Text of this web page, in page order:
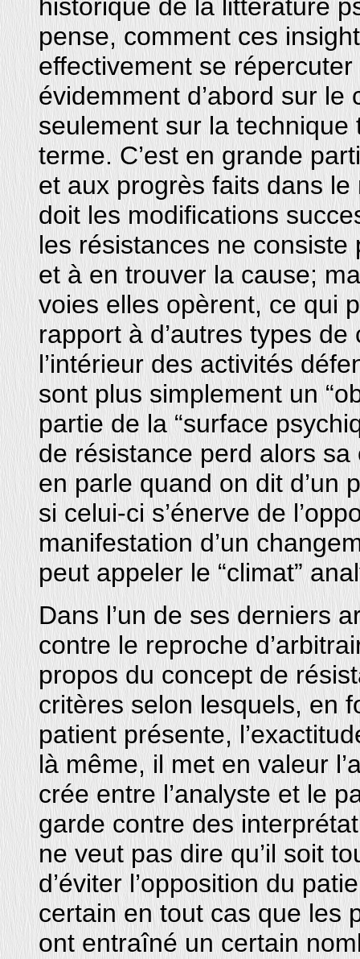
historique de la littérature
pense, comment ces
effectivement se
évidemment d’abord sur le
seulement sur la
terme. C’est en grande
et aux progrès faits dans le
doit les modifications
les résistances ne
et à en trouver la cause;
voies elles opèrent, ce qui
rapport à d’autres types
l’intérieur des activités
sont plus simplement un
partie de la “surface
de résistance perd alors sa
en parle quand on dit d’un
si celui-ci s’énerve de
manifestation d’un
peut appeler le “climat”
Dans l’un de ses derniers
contre le reproche
propos du concept de
critères selon lesquels, en
patient présente,
là même, il met en valeur
crée entre l’analyste et le
garde contre des
ne veut pas dire qu’il soit
d’éviter l’opposition du
certain en tout cas que les
ont entraîné un certain